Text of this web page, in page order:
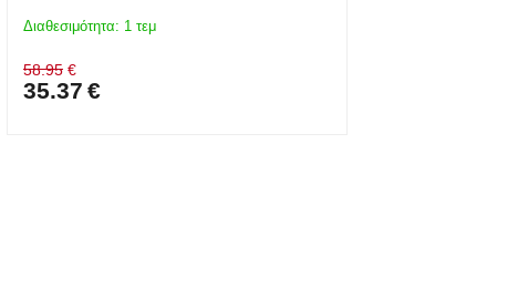
Διαθεσιμότητα: 1 τεμ
58.95 €
35.37 €